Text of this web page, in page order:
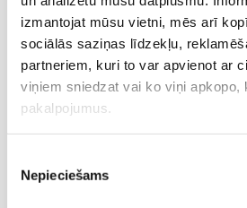
izmantojat mūsu vietni, mēs arī
sociālās saziņas līdzekļu,
partneriem, kuri to var apvienot ar
viņiem sniedzat vai ko viņi apkopo,
pakalpojumus.
izvēle
Nepieciešams
Elīna Prudņikoviča
+371 26452660‬
Juris
Zinta Jansone
+371 29299583